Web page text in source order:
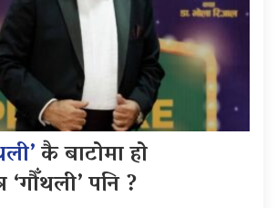
कै बाटोमा हो
‘गौँथली’ पनि ?